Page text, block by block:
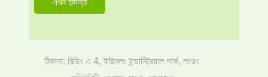
ঠিকানা: বিল্ডিং এ 4, ইয়িনলং ইন্ডাস্ট্রিয়াল পার্ক, লংডং